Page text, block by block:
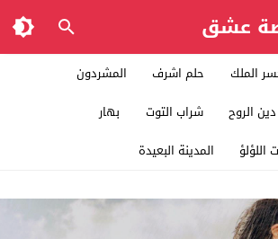
عشق
الملك حلم اشرف
المشردون
دين الروح شراب التوت
بهار
اللؤلؤ المدينة البعيدة